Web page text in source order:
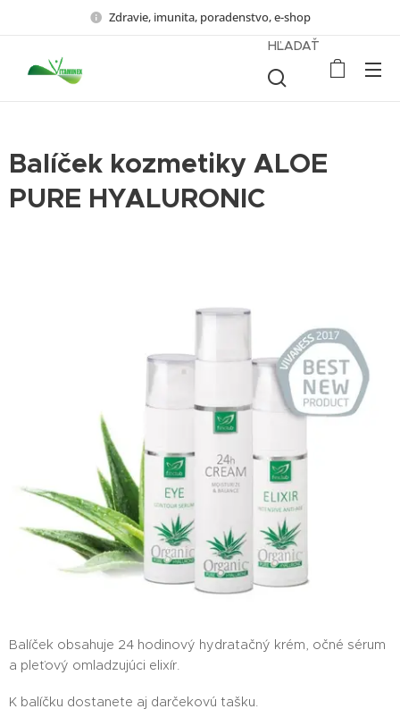
Zdravie, imunita, poradenstvo, e-shop
HĽADAŤ
Balíček kozmetiky ALOE
PURE HYALURONIC
Balíček obsahuje 24 hodinový hydratačný krém, očné sérum
a pleťový omladzujúci elixír.
K balíčku dostanete aj darčekovú tašku.